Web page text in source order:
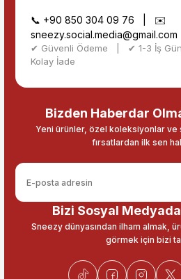
📞 +90 850 304 09 76 | ✉️
sneezy.social.media@gmail.com
✔ Güvenli Ödeme | ✔ 1-3 İş
Kolay İade
Bizden Haberdar
Yeni ürünler, özel koleksiyonlar
fırsatlardan ilk sen
Bizi Sosyal
Sneezy dünyasından ilham almak,
görmek için bizi